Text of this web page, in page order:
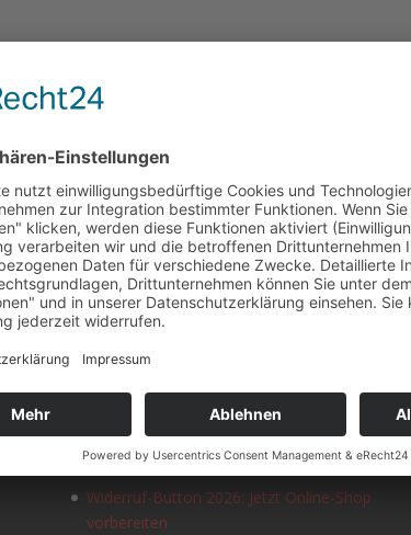
NEUESTE BEITRÄGE
Content-Marketing: Kennzeichnungspflicht für
KI-generierte Inhalte nach EU AI Act
Widerruf-Button 2026: Jetzt Online-Shop
vorbereiten